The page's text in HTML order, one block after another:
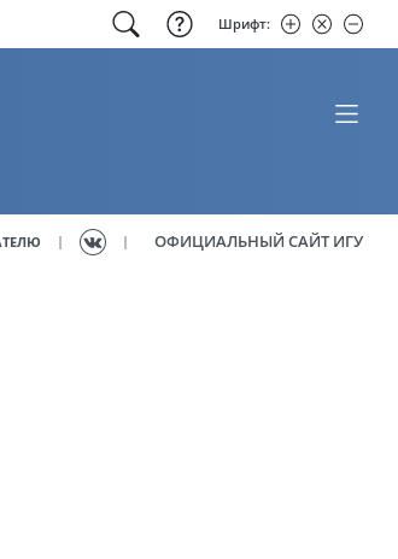
Шрифт:
| | ОФИЦИАЛЬНЫЙ САЙТ ИГУ